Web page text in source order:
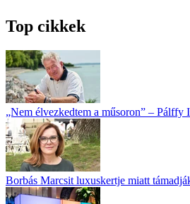
Top cikkek
„Nem élvezkedtem a műsoron” – Pálffy
Borbás Marcsit luxuskertje miatt